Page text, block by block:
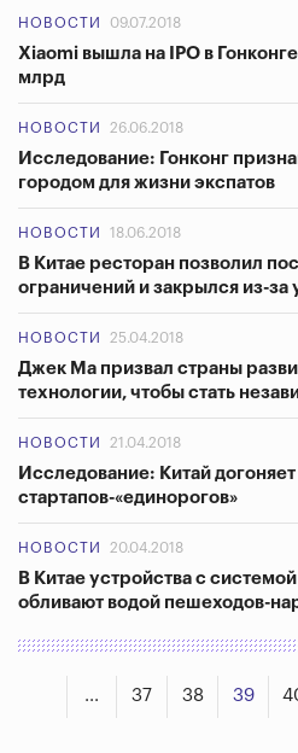
НОВОСТИ 09.07.2018
Xiaomi вышла на IPO в
млрд
НОВОСТИ 26.06.2018
Исследование: Гонконг
городом для жизни экспатов
НОВОСТИ 18.06.2018
В Китае ресторан позволил
ограничений и закрылся из-за
НОВОСТИ 25.04.2018
Джек Ма призвал страны
технологии, чтобы стать
НОВОСТИ 21.04.2018
Исследование: Китай
стартапов-«единорогов»
НОВОСТИ 20.04.2018
В Китае устройства с
обливают водой пешеходов-
... 37 38 39